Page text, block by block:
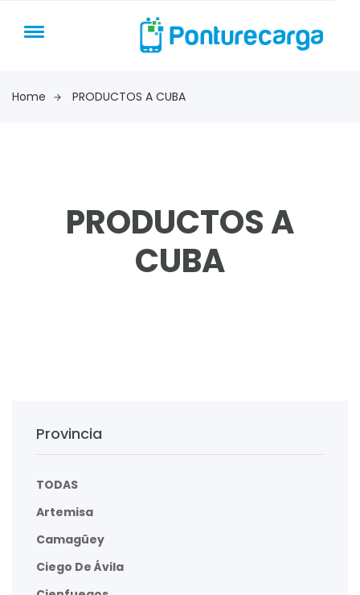
Home PRODUCTOS A CUBA
PRODUCTOS A
CUBA
Provincia
TODAS
Artemisa
Camagüey
Ciego De Ávila